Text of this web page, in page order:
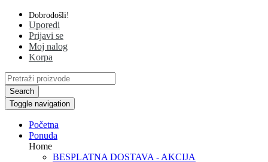
Dobrodošli!
Uporedi
Prijavi se
Moj nalog
Korpa
Search
Toggle navigation
Početna
Ponuda
Home
BESPLATNA DOSTAVA - AKCIJA